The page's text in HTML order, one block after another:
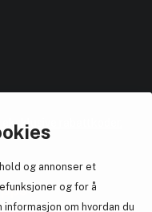
og annonser et
og for å
om hvordan du
rabattkoder.